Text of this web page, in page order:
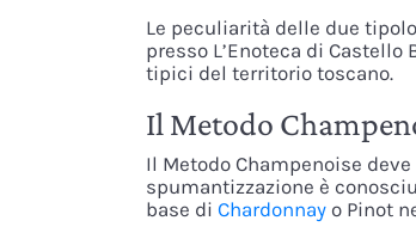
Le peculiarità delle due
presso L’Enoteca di
tipici del territorio toscano.
Il Metodo
Il Metodo Champenoise
spumantizzazione è
base di Chardonnay o Pinot